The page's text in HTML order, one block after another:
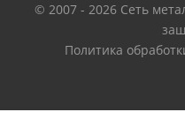
© 2007 - 2026 Сеть
Политика